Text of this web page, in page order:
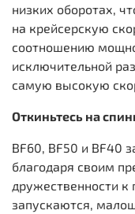
низких оборотах,
на крейсерскую
соотношению
исключительной
самую высокую
Откиньтесь на
BF60, BF50 и BF40
благодаря своим
дружественности к
запускаются,